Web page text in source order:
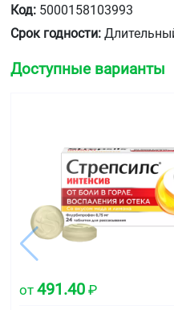
Код: 5000158103993
Срок годности:
Доступные варианты
от 491.40 ₽